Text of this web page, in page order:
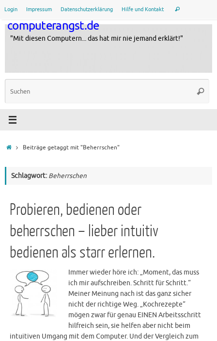
springen
Login Impressum Datenschutzerklärung Hilfe und Kontakt Suchen
computerangst.de
"Mit diesen Computern... das hat mir nie jemand erklärt!"
Startseite
Beiträge getaggt mit "Beherrschen"
Schlagwort: Beherrschen
Probieren, bedienen oder
beherrschen – lieber intuitiv
bedienen als starr erlernen.
Immer wieder höre ich: „Moment, das muss
ich mir aufschreiben. Schritt für Schritt.“
Meiner Meinung nach ist das ganz sicher
nicht der richtige Weg. „Kochrezepte“
mögen zwar für genau EINEN Arbeitsschritt
hilfreich sein, sie helfen aber nicht beim
intuitiven Umgang mit dem Computer. Und der Vergleich zum